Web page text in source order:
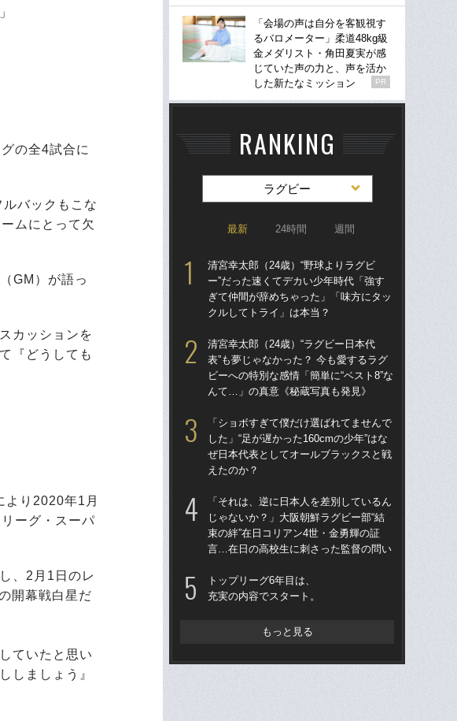
の全4試合に
バックもこな
ムにとって欠
GM）が語っ
カッションを
『どうしても
り2020年1月
ーグ・スーパ
、2月1日のレ
開幕戦白星だ
ていたと思い
しましょう』
「会場の声は自分を客観視す
るバロメーター」柔道48kg級
金メダリスト・角田夏実が感
じていた声の力と、声を活か
した新たなミッション
PR
RANKING
ラグビー
最新 24時間 週間
清宮幸太郎（24歳）“野球よりラグビ
ー”だった速くてデカい少年時代「強す
ぎて仲間が辞めちゃった」「味方にタッ
クルしてトライ」は本当？
清宮幸太郎（24歳）“ラグビー日本代
表”も夢じゃなかった？ 今も愛するラグ
ビーへの特別な感情「簡単に“ベスト8”な
んて…」の真意《秘蔵写真も発見》
「ショボすぎて僕だけ選ばれてませんで
した」“足が遅かった160cmの少年”はな
ぜ日本代表としてオールブラックスと戦
えたのか？
「それは、逆に日本人を差別しているん
じゃないか？」大阪朝鮮ラグビー部“結
束の絆”在日コリアン4世・金勇輝の証
言…在日の高校生に刺さった監督の問い
トップリーグ6年目は、
充実の内容でスタート。
もっと見る